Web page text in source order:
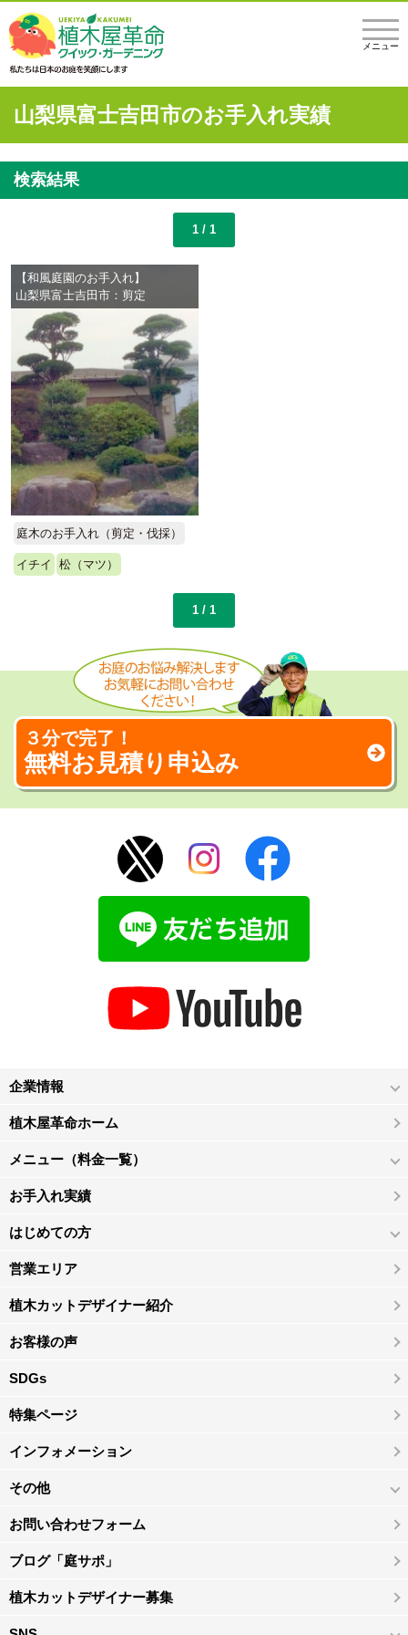
メニュー
山梨県富士吉田市のお手入れ実績
検索結果
1 / 1
【和風庭園のお手入れ】
山梨県富士吉田市：剪定
庭木のお手入れ（剪定・伐採）
イチイ 松（マツ）
1 / 1
３分で完了！
無料お見積り申込み
企業情報
植木屋革命ホーム
メニュー（料金一覧）
お手入れ実績
はじめての方
営業エリア
植木カットデザイナー紹介
お客様の声
SDGs
特集ページ
インフォメーション
その他
お問い合わせフォーム
ブログ「庭サポ」
植木カットデザイナー募集